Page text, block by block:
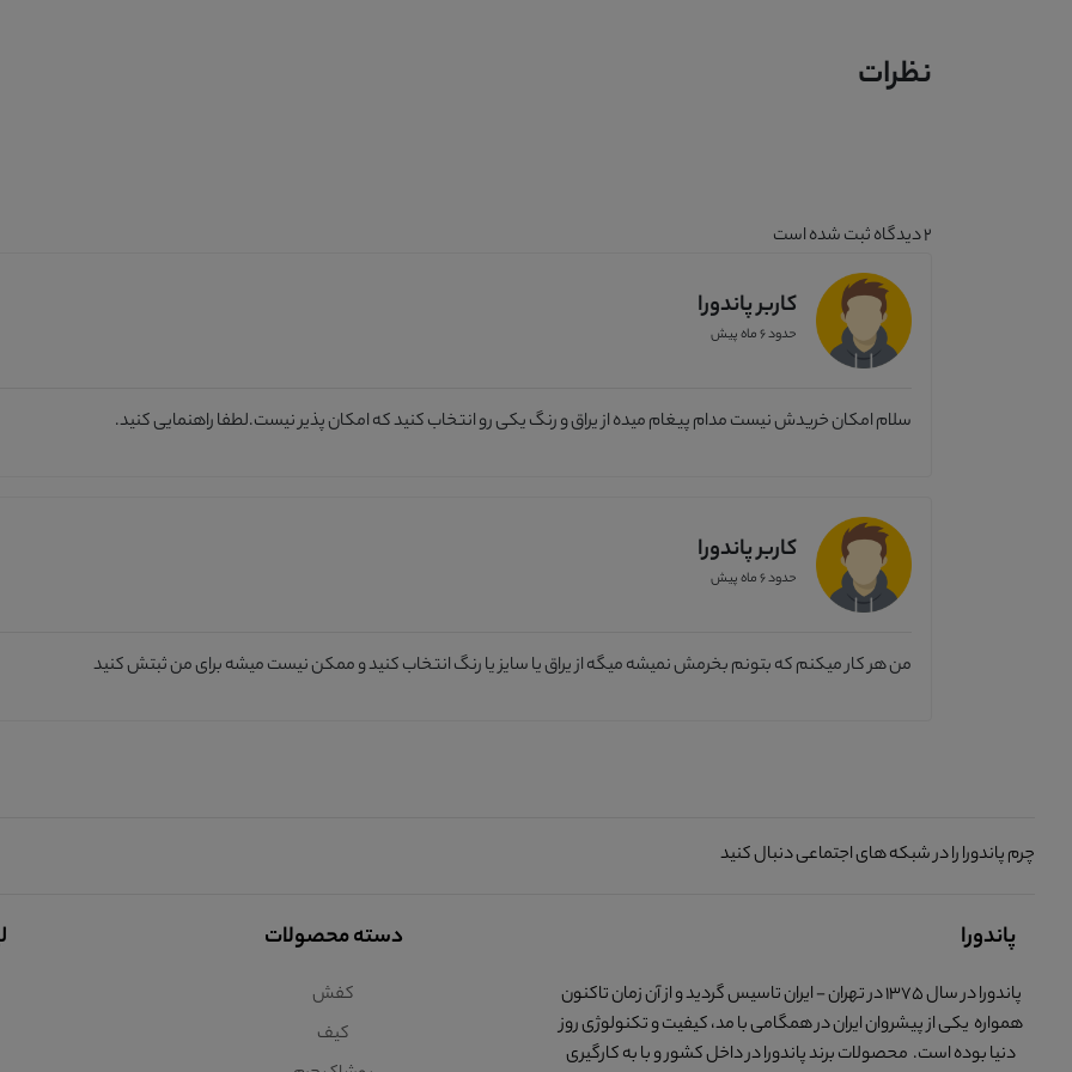
نظرات
2دیدگاه ثبت شده است
کاربر پاندورا
حدود 6 ماه پیش
سلام امکان خریدش نیست مدام پیغام میده از یراق و رنگ یکی رو انتخاب کنید که امکان پذیر نیست.لطفا راهنمایی کنید.
کاربر پاندورا
حدود 6 ماه پیش
من هر کار میکنم که بتونم بخرمش نمیشه میگه از یراق یا سایز یا رنگ انتخاب کنید و ممکن نیست میشه برای من ثبتش کنید
چرم پاندورا را در شبکه های اجتماعی دنبال کنید
پاندورا
پاندورا در سال 1375 در تهران - ایران تاسیس گردید و از آن زمان تاکنون
همواره یکی از پیشروان ایران در همگامی با مد، کیفیت و تکنولوژی روز
دنیا بوده است. محصولات برند پاندورا در داخل کشور و با به کارگیری
دسته محصولات
کفش
کیف